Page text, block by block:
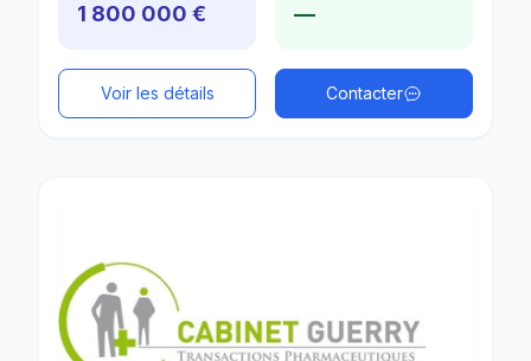
1 800 000 € —
Voir les détails Contacter